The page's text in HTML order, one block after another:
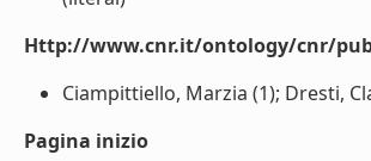
Http://www.cnr.it/ontology/cnr/
Ciampittiello, Marzia (1); Dresti,
Pagina inizio